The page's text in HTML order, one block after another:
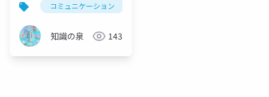
ガイド
コミュニケーション
知識の泉 143